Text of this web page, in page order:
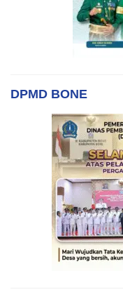
DPMD BONE